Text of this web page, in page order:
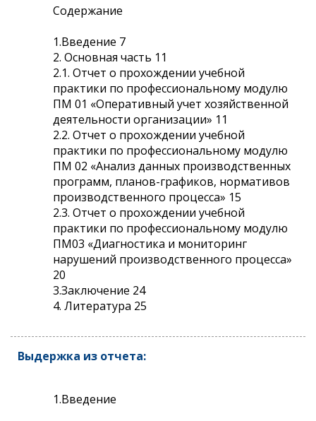
Содержание
1.Введение 7
2. Основная часть 11
2.1. Отчет о прохождении учебной
практики по профессиональному модулю
ПМ 01 «Оперативный учет хозяйственной
деятельности организации» 11
2.2. Отчет о прохождении учебной
практики по профессиональному модулю
ПМ 02 «Анализ данных производственных
программ, планов-графиков, нормативов
производственного процесса» 15
2.3. Отчет о прохождении учебной
практики по профессиональному модулю
ПМ03 «Диагностика и мониторинг
нарушений производственного процесса»
20
3.Заключение 24
4. Литература 25
Выдержка из отчета:
1.Введение